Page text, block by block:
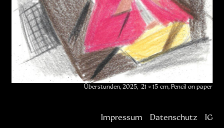
Überstunden, 2025, 21 × 15 cm, Pencil on paper
Impressum Datenschutz IG